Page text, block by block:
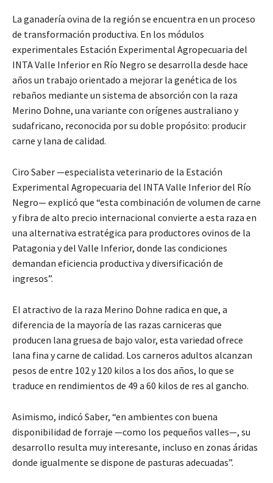
La ganadería ovina de la región se encuentra en un proceso
de transformación productiva. En los módulos
experimentales Estación Experimental Agropecuaria del
INTA Valle Inferior en Río Negro se desarrolla desde hace
años un trabajo orientado a mejorar la genética de los
rebaños mediante un sistema de absorción con la raza
Merino Dohne, una variante con orígenes australiano y
sudafricano, reconocida por su doble propósito: producir
carne y lana de calidad.
Ciro Saber —especialista veterinario de la Estación
Experimental Agropecuaria del INTA Valle Inferior del Río
Negro— explicó que “esta combinación de volumen de carne
y fibra de alto precio internacional convierte a esta raza en
una alternativa estratégica para productores ovinos de la
Patagonia y del Valle Inferior, donde las condiciones
demandan eficiencia productiva y diversificación de
ingresos”.
El atractivo de la raza Merino Dohne radica en que, a
diferencia de la mayoría de las razas carniceras que
producen lana gruesa de bajo valor, esta variedad ofrece
lana fina y carne de calidad. Los carneros adultos alcanzan
pesos de entre 102 y 120 kilos a los dos años, lo que se
traduce en rendimientos de 49 a 60 kilos de res al gancho.
Asimismo, indicó Saber, “en ambientes con buena
disponibilidad de forraje —como los pequeños valles—, su
desarrollo resulta muy interesante, incluso en zonas áridas
donde igualmente se dispone de pasturas adecuadas”.